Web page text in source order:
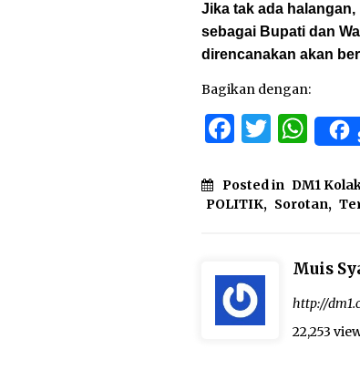
Jika tak ada
sebagai Bupati dan
direncanakan akan
Bagikan dengan:
Posted in DM1
POLITIK, Sorotan,
Muis
http://
22,253